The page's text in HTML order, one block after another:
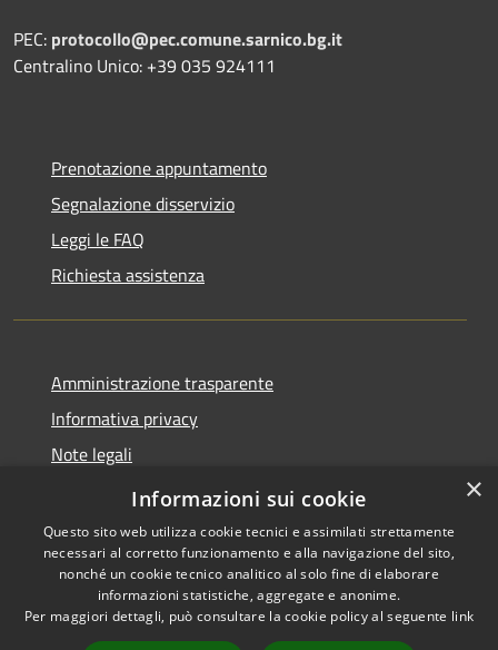
PEC: protocollo@pec.comune.sarnico.bg.it
Centralino Unico: +39 035 924111
Prenotazione appuntamento
Segnalazione disservizio
Leggi le FAQ
Richiesta assistenza
Amministrazione trasparente
Informativa privacy
Note legali
Dichiarazione di accessibilità
Accessibilità
Copyright © 2026 • Comune di
Sarnico • Powered by
×
Informazioni sui cookie
Questo sito web utilizza cookie tecnici e assimilati strettamente
necessari al corretto funzionamento e alla navigazione del sito,
nonché un cookie tecnico analitico al solo fine di elaborare
informazioni statistiche, aggregate e anonime.
Per maggiori dettagli, può consultare la cookie policy al seguente link